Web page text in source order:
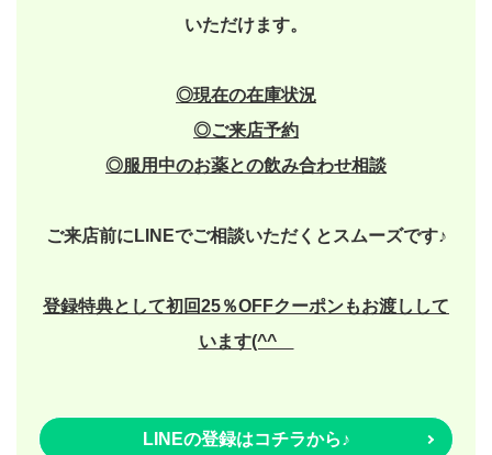
いただけます。
◎現在の在庫状況
◎ご来店予約
◎服用中のお薬との飲み合わせ相談
ご来店前にLINEでご相談いただくとスムーズです♪
登録特典として初回25％OFFクーポンもお渡しして
います(^^ゞ
LINEの登録はコチラから♪